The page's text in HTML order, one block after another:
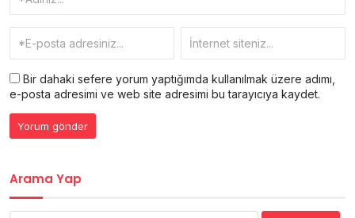
Bir dahaki sefere yorum yaptığımda kullanılmak üzere adımı,
e-posta adresimi ve web site adresimi bu tarayıcıya kaydet.
Arama Yap